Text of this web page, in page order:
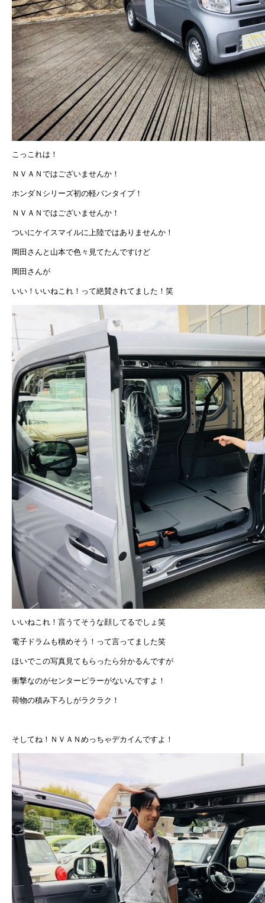
こっこれは！
ＮＶＡＮではございませんか！
ホンダＮシリーズ初の軽バンタイプ！
ＮＶＡＮではございませんか！
ついにケイスマイルに上陸ではありませんか！
岡田さんと山本で色々見てたんですけど
岡田さんが
いい！いいねこれ！って絶賛されてました！笑
いいねこれ！言うてそうな顔してるでしょ笑
電子ドラムも積めそう！って言ってました笑
ほいでこの写真見てもらったら分かるんですが
衝撃なのがセンターピラーがないんですよ！
荷物の積み下ろしがラクラク！
そしてね！ＮＶＡＮめっちゃデカイんですよ！